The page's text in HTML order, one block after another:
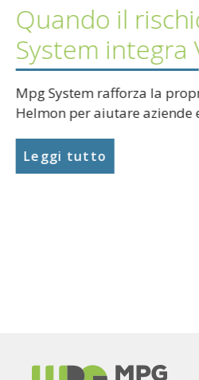
Bitdefender
cybersecurity
Bitdefender GravityZone è
gestibile da un’unica
Leggi tutto